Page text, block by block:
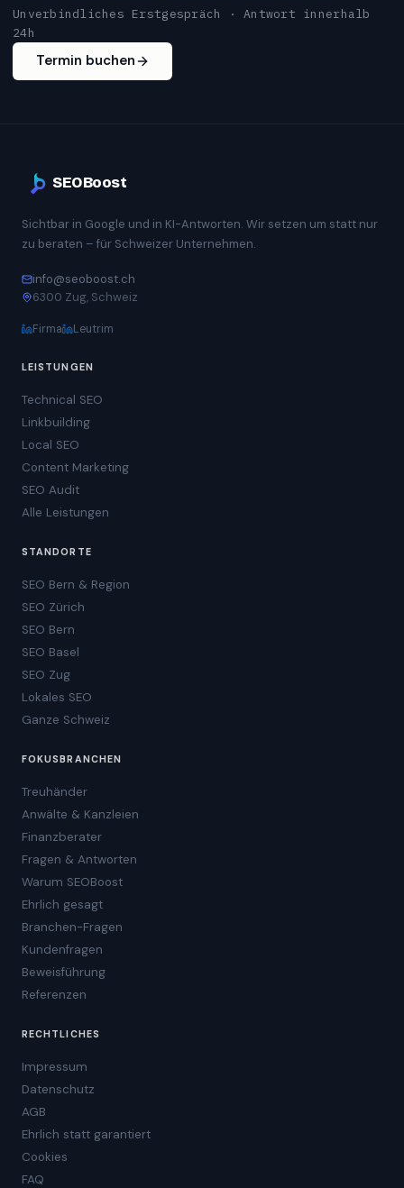
Unverbindliches Erstgespräch · Antwort innerhalb
24h
Termin buchen
SEOBoost
Sichtbar in Google und in KI-Antworten. Wir setzen um statt nur
zu beraten – für Schweizer Unternehmen.
info@seoboost.ch
6300 Zug, Schweiz
Firma Leutrim
LEISTUNGEN
Technical SEO
Linkbuilding
Local SEO
Content Marketing
SEO Audit
Alle Leistungen
STANDORTE
SEO Bern & Region
SEO Zürich
SEO Bern
SEO Basel
SEO Zug
Lokales SEO
Ganze Schweiz
FOKUSBRANCHEN
Treuhänder
Anwälte & Kanzleien
Finanzberater
Fragen & Antworten
Warum SEOBoost
Ehrlich gesagt
Branchen-Fragen
Kundenfragen
Beweisführung
Referenzen
RECHTLICHES
Impressum
Datenschutz
AGB
Ehrlich statt garantiert
Cookies
FAQ